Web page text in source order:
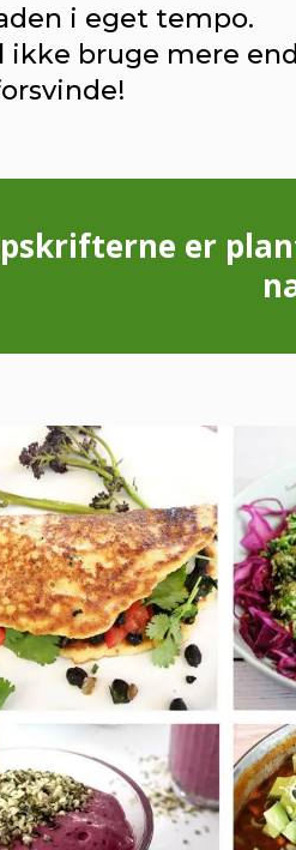
i eget tempo.
ikke bruge mere
er